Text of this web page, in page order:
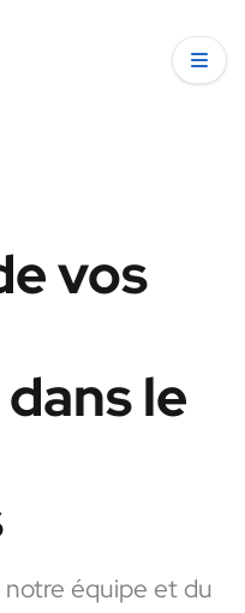
vos
le
équipe et du